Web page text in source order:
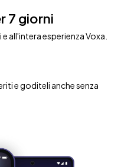
7 giorni
all'intera esperienza Voxa.
e goditeli anche senza